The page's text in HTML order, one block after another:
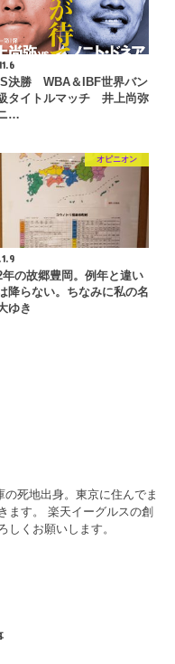
決勝 WBA＆IBF世界バン
タイトルマッチ 井上尚弥
…
オピニオン
年の故郷豊岡。例年と違い
降らない。ちなみに私の名
ゆき
死地出身。東京に住んでま
ます。 楽天イーグルスの創
しくお願いします。